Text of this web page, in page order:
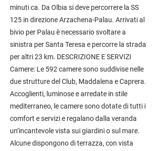
minuti ca. Da Olbia si deve percorrere la SS
125 in direzione Arzachena-Palau. Arrivati al
bivio per Palau è necessario svoltare a
sinistra per Santa Teresa e percorre la strada
per altri 23 km. DESCRIZIONE E SERVIZI
Camere: Le 592 camere sono suddivise nelle
due strutture del Club, Maddalena e Caprera.
Accoglienti, luminose e arredate in stile
mediterraneo, le camere sono dotate di tutti i
comfort e servizi e regalano dalla veranda
un’incantevole vista sui giardini o sul mare.
Alcune dispongono di terrazza, con vista